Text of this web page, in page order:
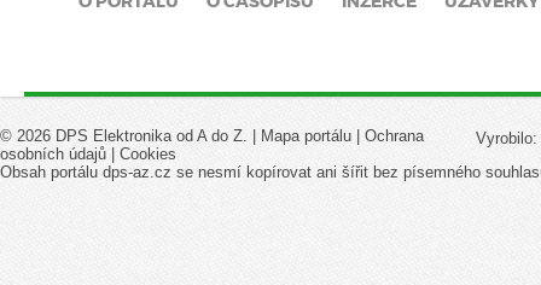
Vyrobilo:
© 2026 DPS Elektronika od A do Z. | Mapa portálu
Ochrana
osobních údajů
Cookies
Obsah portálu dps-az.cz se nesmí kopírovat ani šířit bez písemného